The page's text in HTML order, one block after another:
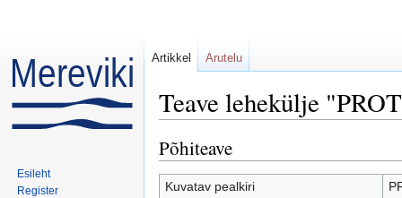
Teave lehekülje
Põhiteave
Kuvatav pealkiri
Artikkel Arutelu
Esileht
Register